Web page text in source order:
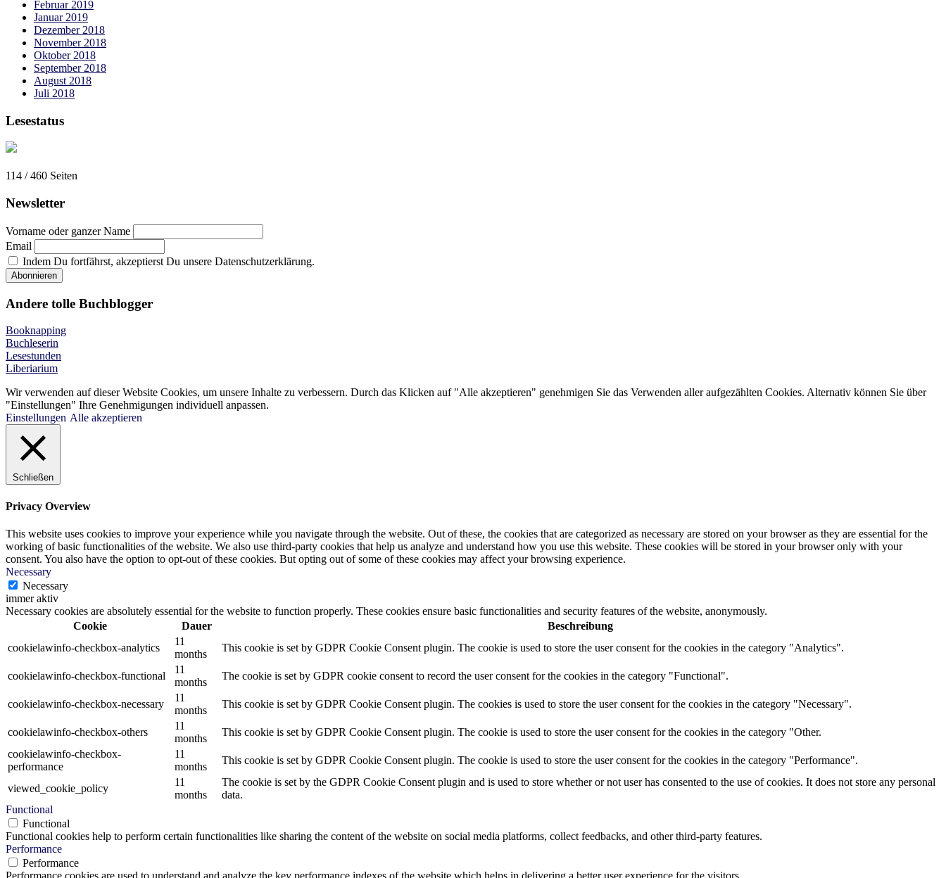
Februar 2019
Januar 2019
Dezember 2018
November 2018
Oktober 2018
September 2018
August 2018
Juli 2018
Lesestatus
114 / 460 Seiten
Newsletter
Vorname oder ganzer Name
Email
Indem Du fortfährst, akzeptierst Du unsere Datenschutzerklärung.
Andere tolle Buchblogger
Booknapping
Buchleserin
Lesestunden
Liberiarium
Wir verwenden auf dieser Website Cookies, um unsere Inhalte zu verbessern. Durch das Klicken auf "Alle akzeptieren" genehmigen Sie das Verwenden aller aufgezählten Cookies. Alternativ können Sie über
"Einstellungen" Ihre Genehmigungen individuell anpassen.
Einstellungen Alle akzeptieren
Schließen
Privacy Overview
This website uses cookies to improve your experience while you navigate through the website. Out of these, the cookies that are categorized as necessary are stored on your browser as they are essential for the
working of basic functionalities of the website. We also use third-party cookies that help us analyze and understand how you use this website. These cookies will be stored in your browser only with your
consent. You also have the option to opt-out of these cookies. But opting out of some of these cookies may affect your browsing experience.
Necessary
Necessary
immer aktiv
Necessary cookies are absolutely essential for the website to function properly. These cookies ensure basic functionalities and security features of the website, anonymously.
Cookie
Dauer
Beschreibung
cookielawinfo-checkbox-analytics
11
months
This cookie is set by GDPR Cookie Consent plugin. The cookie is used to store the user consent for the cookies in the category "Analytics".
cookielawinfo-checkbox-functional
11
months
The cookie is set by GDPR cookie consent to record the user consent for the cookies in the category "Functional".
cookielawinfo-checkbox-necessary
11
months
This cookie is set by GDPR Cookie Consent plugin. The cookies is used to store the user consent for the cookies in the category "Necessary".
cookielawinfo-checkbox-others
11
months
This cookie is set by GDPR Cookie Consent plugin. The cookie is used to store the user consent for the cookies in the category "Other.
cookielawinfo-checkbox-
performance
11
months
This cookie is set by GDPR Cookie Consent plugin. The cookie is used to store the user consent for the cookies in the category "Performance".
viewed_cookie_policy
11
months
The cookie is set by the GDPR Cookie Consent plugin and is used to store whether or not user has consented to the use of cookies. It does not store any personal
data.
Functional
Functional
Functional cookies help to perform certain functionalities like sharing the content of the website on social media platforms, collect feedbacks, and other third-party features.
Performance
Performance
Performance cookies are used to understand and analyze the key performance indexes of the website which helps in delivering a better user experience for the visitors.